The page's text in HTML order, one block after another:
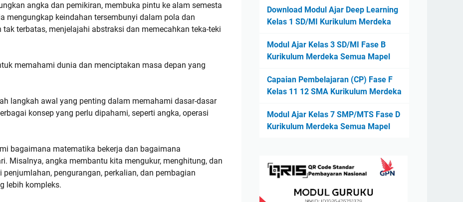
angka dan pemikiran, membuka pintu ke alam semesta
mengungkap keindahan tersembunyi dalam pola dan
terbatas, menjelajahi abstraksi dan memecahkan teka-teki
memahami dunia dan menciptakan masa depan yang
langkah awal yang penting dalam memahami dasar-dasar
konsep yang perlu dipahami, seperti angka, operasi
bagaimana matematika bekerja dan bagaimana
Misalnya, angka membantu kita mengukur, menghitung, dan
pengurangan, perkalian, dan pembagian
lebih kompleks.
Download Modul Ajar Deep Learning
Kelas 1 SD/MI Kurikulum Merdeka
Modul Ajar Kelas 3 SD/MI Fase B
Kurikulum Merdeka Semua Mapel
Capaian Pembelajaran (CP) Fase F
Kelas 11 12 SMA Kurikulum Merdeka
Modul Ajar Kelas 7 SMP/MTS Fase D
Kurikulum Merdeka Semua Mapel